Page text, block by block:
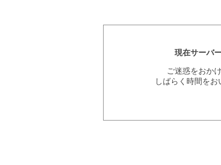
現在サーバ
ご迷惑をおか
しばらく時間を